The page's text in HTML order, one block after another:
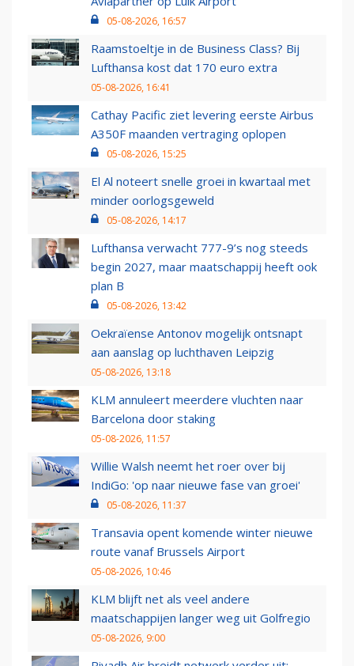
05-08-2026, 16:57
Raamstoeltje in de Business Class? Bij
Lufthansa kost dat 170 euro extra
05-08-2026, 16:41
Cathay Pacific ziet levering eerste Airbus
A350F maanden vertraging oplopen
05-08-2026, 15:25
El Al noteert snelle groei in kwartaal met
minder oorlogsgeweld
05-08-2026, 14:17
Lufthansa verwacht 777-9’s nog steeds
begin 2027, maar maatschappij heeft ook
plan B
05-08-2026, 13:42
Oekraïense Antonov mogelijk ontsnapt
aan aanslag op luchthaven Leipzig
05-08-2026, 13:18
KLM annuleert meerdere vluchten naar
Barcelona door staking
05-08-2026, 11:57
Willie Walsh neemt het roer over bij
IndiGo: 'op naar nieuwe fase van groei'
05-08-2026, 11:37
Transavia opent komende winter nieuwe
route vanaf Brussels Airport
05-08-2026, 10:46
KLM blijft net als veel andere
maatschappijen langer weg uit Golfregio
05-08-2026, 9:00